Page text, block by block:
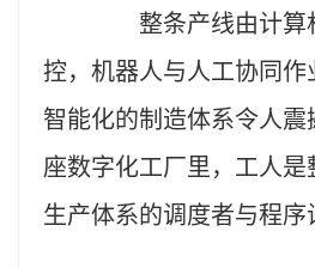
整条产线由计算
控，机器人与人工协同作
智能化的制造体系令人震
座数字化工厂里，工人是
生产体系的调度者与程序